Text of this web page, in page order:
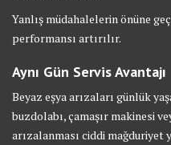
Yanlış müdahalelerin önüne
performansı artırılır.
Aynı Gün Servis Avantajı
Beyaz eşya arızaları günlük
buzdolabı, çamaşır makinesi
arızalanması ciddi mağduriyet